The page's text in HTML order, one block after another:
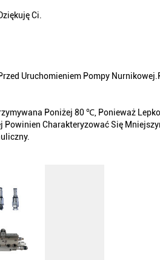
Ci.
Uruchomieniem Pompy
Poniżej 80 ℃, Ponieważ
Charakteryzować Się